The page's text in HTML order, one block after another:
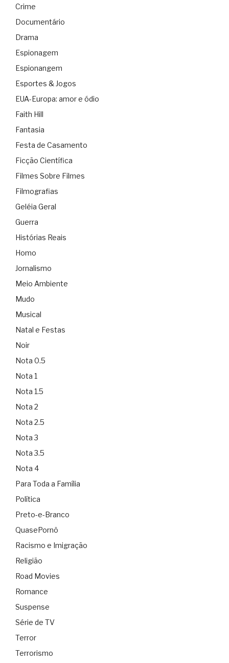
Crime
Documentário
Drama
Espionagem
Espionangem
Esportes & Jogos
EUA-Europa: amor e ódio
Faith Hill
Fantasia
Festa de Casamento
Ficção Científica
Filmes Sobre Filmes
Filmografias
Geléia Geral
Guerra
Histórias Reais
Homo
Jornalismo
Meio Ambiente
Mudo
Musical
Natal e Festas
Noir
Nota 0.5
Nota 1
Nota 1.5
Nota 2
Nota 2.5
Nota 3
Nota 3.5
Nota 4
Para Toda a Família
Política
Preto-e-Branco
QuasePornô
Racismo e Imigração
Religião
Road Movies
Romance
Suspense
Série de TV
Terror
Terrorismo